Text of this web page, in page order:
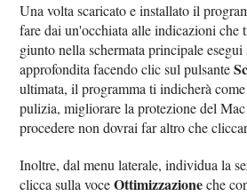
Una volta scaricato e installato il
fare dai un'occhiata alle indicazioni che
giunto nella schermata principale
approfondita facendo clic sul pulsante
ultimata, il programma ti indicherà
pulizia, migliorare la protezione del
procedere non dovrai far altro che
Inoltre, dal menu laterale, individua la
clicca sulla voceOttimizzazioneche